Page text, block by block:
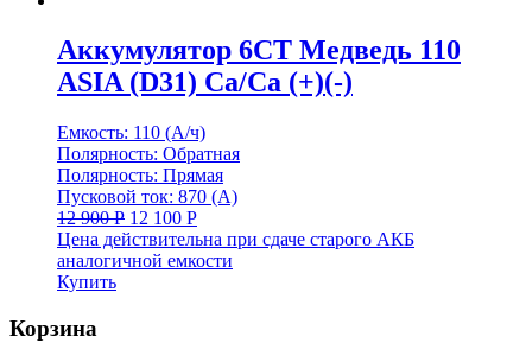
Аккумулятор 6СТ Медведь 110
ASIA (D31) Сa/Сa (+)(-)
Емкость: 110 (А/ч)
Полярность: Обратная
Полярность: Прямая
Пусковой ток: 870 (А)
12 900Р 12 100 Р
Цена действительна при сдаче старого АКБ
аналогичной емкости
Купить
Корзина